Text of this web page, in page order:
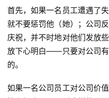
休
闲
游
戏
2
0
首先，如果一名员工遭遇了
就不要惩罚他（她）；公司
庆祝，并不时地对他们发放
放下心明白——只要对公司
的。
如果一名公司员工对公司价